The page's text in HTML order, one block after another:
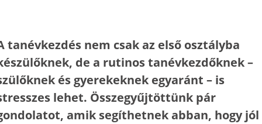
tanévkezdés nem csak az első osztályba
de a rutinos tanévkezdőknek –
és gyerekeknek egyaránt – is
lehet. Összegyűjtöttünk pár
amik segíthetnek abban, hogy jól